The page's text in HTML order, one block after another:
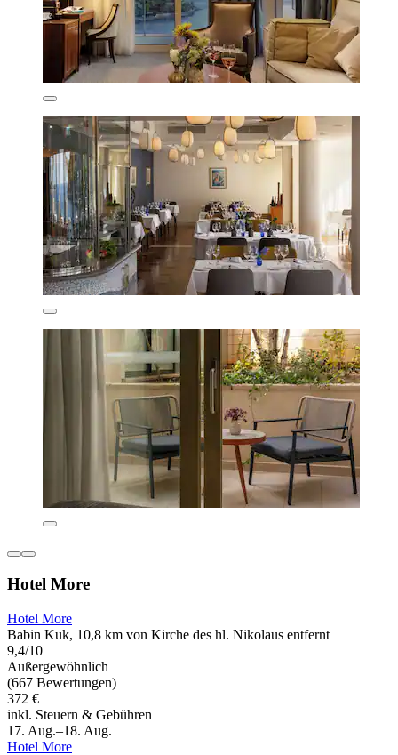
Hotel More
Hotel More
Babin Kuk, 10,8 km von Kirche des hl. Nikolaus entfernt
9,4/10
Außergewöhnlich
(667 Bewertungen)
372 €
inkl. Steuern & Gebühren
17. Aug.–18. Aug.
Hotel More